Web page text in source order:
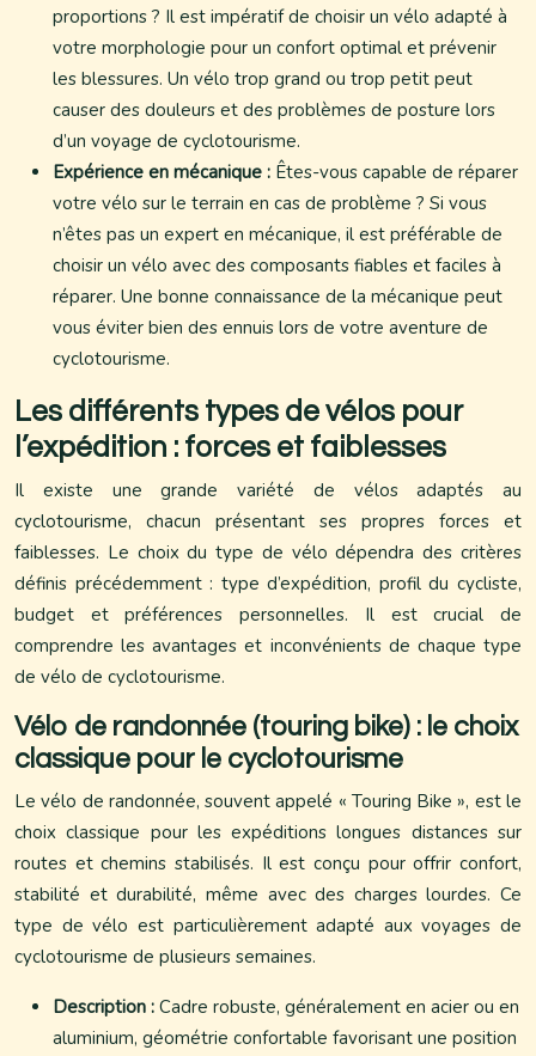
proportions ? Il est impératif de choisir un vélo adapté à
votre morphologie pour un confort optimal et prévenir
les blessures. Un vélo trop grand ou trop petit peut
causer des douleurs et des problèmes de posture lors
d’un voyage de cyclotourisme.
Expérience en mécanique : Êtes-vous capable de réparer
votre vélo sur le terrain en cas de problème ? Si vous
n’êtes pas un expert en mécanique, il est préférable de
choisir un vélo avec des composants fiables et faciles à
réparer. Une bonne connaissance de la mécanique peut
vous éviter bien des ennuis lors de votre aventure de
cyclotourisme.
Les différents types de vélos pour
l’expédition : forces et faiblesses
Il existe une grande variété de vélos adaptés au
cyclotourisme, chacun présentant ses propres forces et
faiblesses. Le choix du type de vélo dépendra des critères
définis précédemment : type d’expédition, profil du cycliste,
budget et préférences personnelles. Il est crucial de
comprendre les avantages et inconvénients de chaque type
de vélo de cyclotourisme.
Vélo de randonnée (touring bike) : le choix
classique pour le cyclotourisme
Le vélo de randonnée, souvent appelé « Touring Bike », est le
choix classique pour les expéditions longues distances sur
routes et chemins stabilisés. Il est conçu pour offrir confort,
stabilité et durabilité, même avec des charges lourdes. Ce
type de vélo est particulièrement adapté aux voyages de
cyclotourisme de plusieurs semaines.
Description : Cadre robuste, généralement en acier ou en
aluminium, géométrie confortable favorisant une position